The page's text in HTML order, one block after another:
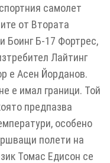
самолет
от Втората
Боинг Б-17 Фортрес,
Лайтинг
е Асен Йорданов.
е имал граници. Той
предпазва
особено
полети на
Томас Едисон се